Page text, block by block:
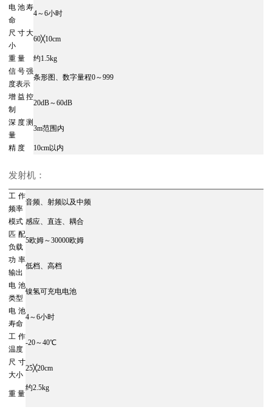
电池寿
命
4～6小时
尺寸大
小
60╳10cm
重 量
约1.5kg
信号强
度表示
条形图、数字量程0～999
增益控
制
20dB～60dB
深度测
量
3m范围内
精 度 10cm以内
发射机：
工作
频率
音频、射频以及中频
模式 感应、直连、耦合
匹配
负载
5欧姆～30000欧姆
功率
输出
低档、高档
电池
类型
镍氢可充电电池
电池
寿命
4～6小时
工作
温度
-20～40℃
尺寸
大小
25╳20cm
重 量
约2.5kg